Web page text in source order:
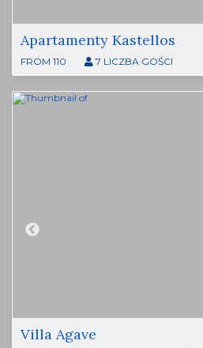
Apartamenty Kastellos
FROM 110 7 LICZBA GOŚCI
Villa Agave